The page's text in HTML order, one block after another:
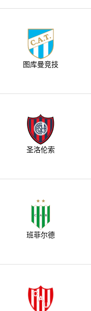
图库曼竞技
圣洛伦索
班菲尔德